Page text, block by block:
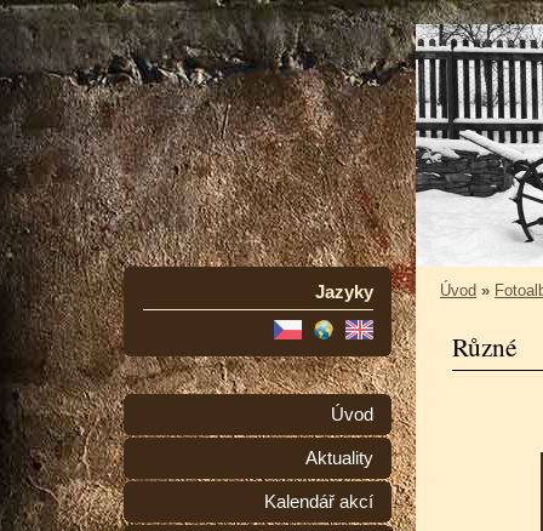
Jazyky
Úvod
Aktuality
Kalendář akcí
Úvod »
Různé